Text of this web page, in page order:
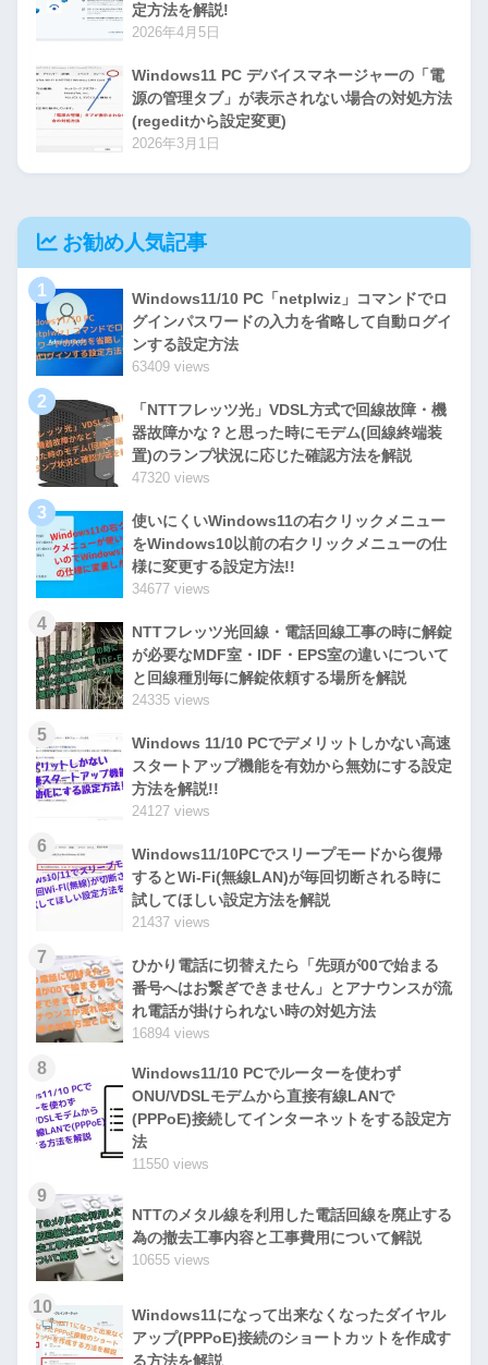
定方法を解説!
2026年4月5日
Windows11 PC デバイスマネージャーの「電
源の管理タブ」が表示されない場合の対処方法
(regeditから設定変更)
2026年3月1日
お勧め人気記事
1
Windows11/10 PC「netplwiz」コマンドでロ
グインパスワードの入力を省略して自動ログイ
ンする設定方法
63409 views
2
「NTTフレッツ光」VDSL方式で回線故障・機
器故障かな？と思った時にモデム(回線終端装
置)のランプ状況に応じた確認方法を解説
47320 views
3
使いにくいWindows11の右クリックメニュー
をWindows10以前の右クリックメニューの仕
様に変更する設定方法!!
34677 views
4
NTTフレッツ光回線・電話回線工事の時に解錠
が必要なMDF室・IDF・EPS室の違いについて
と回線種別毎に解錠依頼する場所を解説
24335 views
5
Windows 11/10 PCでデメリットしかない高速
スタートアップ機能を有効から無効にする設定
方法を解説!!
24127 views
6
Windows11/10PCでスリープモードから復帰
するとWi-Fi(無線LAN)が毎回切断される時に
試してほしい設定方法を解説
21437 views
7
ひかり電話に切替えたら「先頭が00で始まる
番号へはお繋ぎできません」とアナウンスが流
れ電話が掛けられない時の対処方法
16894 views
8
Windows11/10 PCでルーターを使わず
ONU/VDSLモデムから直接有線LANで
(PPPoE)接続してインターネットをする設定方
法
11550 views
9
NTTのメタル線を利用した電話回線を廃止する
為の撤去工事内容と工事費用について解説
10655 views
10
Windows11になって出来なくなったダイヤル
アップ(PPPoE)接続のショートカットを作成す
る方法を解説